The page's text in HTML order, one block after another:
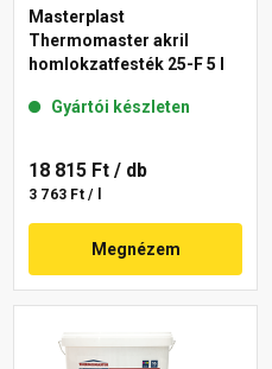
Masterplast
Thermomaster akril
homlokzatfesték 25-F 5 l
Gyártói készleten
18 815 Ft / db
3 763 Ft / l
Megnézem